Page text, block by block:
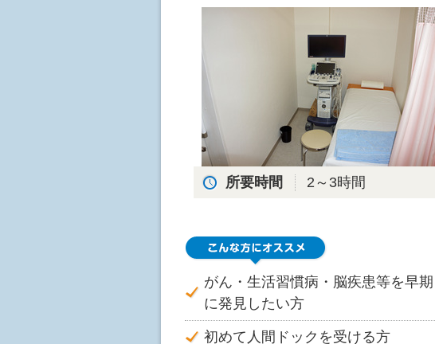
所要時間 2～3時間
がん・生活習慣病・脳疾患等を早期
に発見したい方
初めて人間ドックを受ける方